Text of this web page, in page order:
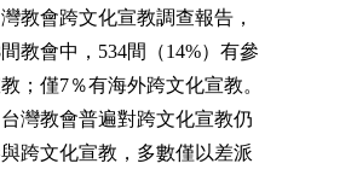
教會跨文化宣教調查報告，
教會中，534間（14%）有參
；僅7％有海外跨文化宣教。
灣教會普遍對跨文化宣教仍
跨文化宣教，多數僅以差派